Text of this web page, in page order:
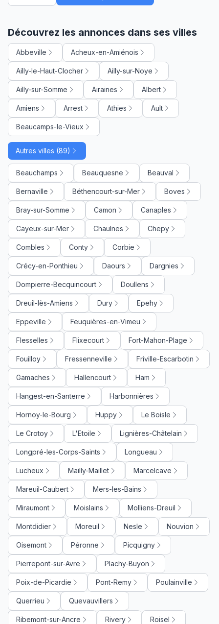
Découvrez les annonces dans ses villes
Abbeville Acheux-en-Amiénois
Ailly-le-Haut-Clocher Ailly-sur-Noye
Ailly-sur-Somme Airaines Albert
Amiens Arrest Athies Ault
Beaucamps-le-Vieux
Autres villes (89)
Beauchamps Beauquesne Beauval
Bernaville Béthencourt-sur-Mer Boves
Bray-sur-Somme Camon Canaples
Cayeux-sur-Mer Chaulnes Chepy
Combles Conty Corbie
Crécy-en-Ponthieu Daours Dargnies
Dompierre-Becquincourt Doullens
Dreuil-lès-Amiens Dury Epehy
Eppeville Feuquières-en-Vimeu
Flesselles Flixecourt Fort-Mahon-Plage
Fouilloy Fressenneville Friville-Escarbotin
Gamaches Hallencourt Ham
Hangest-en-Santerre Harbonnières
Hornoy-le-Bourg Huppy Le Boisle
Le Crotoy L'Etoile Lignières-Châtelain
Longpré-les-Corps-Saints Longueau
Lucheux Mailly-Maillet Marcelcave
Mareuil-Caubert Mers-les-Bains
Miraumont Moislains Molliens-Dreuil
Montdidier Moreuil Nesle Nouvion
Oisemont Péronne Picquigny
Pierrepont-sur-Avre Plachy-Buyon
Poix-de-Picardie Pont-Remy Poulainville
Querrieu Quevauvillers
Ribemont-sur-Ancre Rivery Roisel